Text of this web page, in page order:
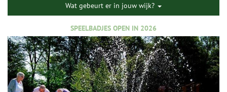
Wat gebeurt er in jouw wijk?
SPEELBADJES OPEN IN 2026